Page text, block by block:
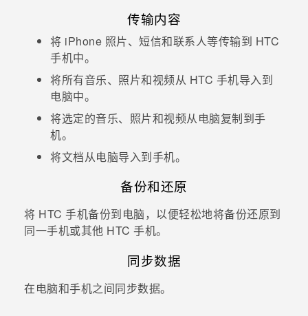
传输内容
将 iPhone 照片、短信和联系人等传输到 HTC
手机中。
将所有音乐、照片和视频从 HTC 手机导入到
电脑中。
将选定的音乐、照片和视频从电脑复制到手
机。
将文档从电脑导入到手机。
备份和还原
将 HTC 手机备份到电脑，以便轻松地将备份还原到
同一手机或其他 HTC 手机。
同步数据
在电脑和手机之间同步数据。